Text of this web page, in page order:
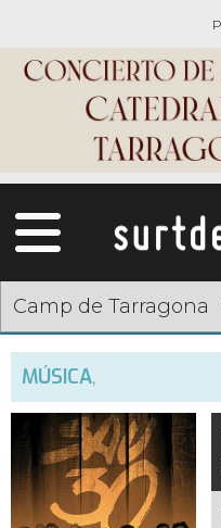
Camp de Tarragona
MÚSICA,